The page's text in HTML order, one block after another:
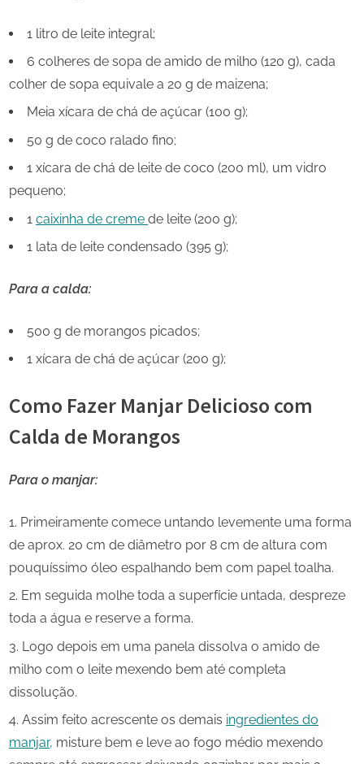
1 litro de leite integral;
6 colheres de sopa de amido de milho (120 g), cada
colher de sopa equivale a 20 g de maizena;
Meia xícara de chá de açúcar (100 g);
50 g de coco ralado fino;
1 xícara de chá de leite de coco (200 ml), um vidro
pequeno;
1 caixinha de creme de leite (200 g);
1 lata de leite condensado (395 g);
Para a calda:
500 g de morangos picados;
1 xícara de chá de açúcar (200 g);
Como Fazer Manjar Delicioso com
Calda de Morangos
Para o manjar:
Primeiramente comece untando levemente uma forma
de aprox. 20 cm de diâmetro por 8 cm de altura com
pouquíssimo óleo espalhando bem com papel toalha.
Em seguida molhe toda a superfície untada, despreze
toda a água e reserve a forma.
Logo depois em uma panela dissolva o amido de
milho com o leite mexendo bem até completa
dissolução.
Assim feito acrescente os demais ingredientes do
manjar, misture bem e leve ao fogo médio mexendo